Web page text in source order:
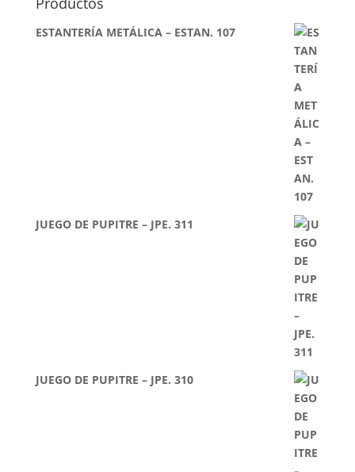
ESTANTERÍA METÁLICA – ESTAN. 107
JUEGO DE PUPITRE – JPE. 311
JUEGO DE PUPITRE – JPE. 310